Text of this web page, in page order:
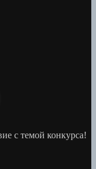
с темой конкурса!